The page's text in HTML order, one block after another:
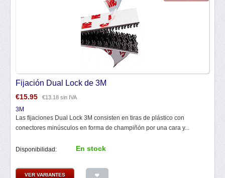
Fijación Dual Lock de 3M
€15.95 €13.18 sin IVA
3M
Las fijaciones Dual Lock 3M consisten en tiras de plástico con
conectores minúsculos en forma de champiñón por una cara y...
Disponibilidad: En stock
VER VARIANTES